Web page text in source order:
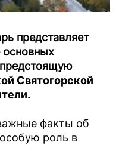
представляет
основных
Святогорской
.
факты об
роль в